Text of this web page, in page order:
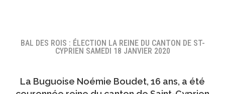
BAL DES ROIS : ÉLECTION LA REINE DU CANTON DE ST-
CYPRIEN SAMEDI 18 JANVIER 2020
La Buguoise Noémie Boudet, 16 ans, a été